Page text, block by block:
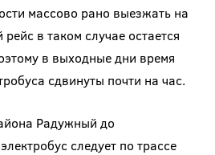
массово рано выезжать на
в таком случае остается
в выходные дни время
сдвинуты почти на час.
Радужный до
следует по трассе